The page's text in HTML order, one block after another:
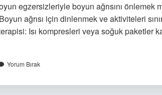
egzersizleriyle boyun ağrısını önlemek
ağrısı için dinlenmek ve aktiviteleri
Isı kompresleri veya soğuk paketler
Yorum Bırak